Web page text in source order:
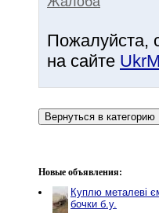
Пожалуйста,
на сайте
Новые объявления:
Куплю металеві
бочки б.у.